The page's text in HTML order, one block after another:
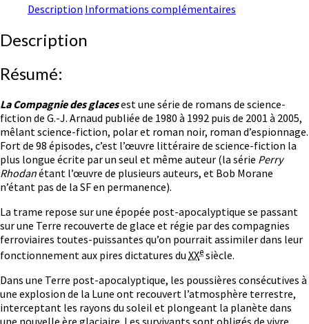
glaces:
La
Chair
étoiles
Description Informations complémentaires
Description
Résumé:
La Compagnie des glacesest une série de romans de science-
fiction de G.-J. Arnaud publiée de 1980 à 1992 puis de 2001 à 2005,
mêlant science-fiction, polar et roman noir, roman d’espionnage.
Fort de 98 épisodes, c’est l’œuvre littéraire de science-fiction la
plus longue écrite par un seul et même auteur (la série Perry
Rhodanétant l’œuvre de plusieurs auteurs, et Bob Morane
n’étant pas de la SF en permanence).
La trame repose sur une épopée post-apocalyptique se passant
sur une Terre recouverte de glace et régie par des compagnies
ferroviaires toutes-puissantes qu’on pourrait assimiler dans leur
fonctionnement aux pires dictatures du XXesiècle.
Dans une Terre post-apocalyptique, les poussières consécutives à
une explosion de la Lune ont recouvert l’atmosphère terrestre,
interceptant les rayons du soleil et plongeant la planète dans